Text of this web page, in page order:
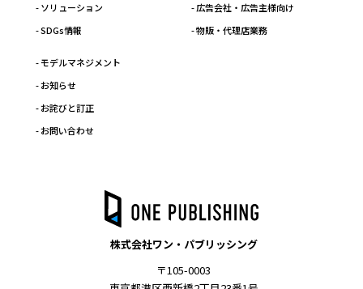
- ソリューション
- SDGs情報
- 広告会社・広告主様向け
- 物販・代理店業務
- モデルマネジメント
- お知らせ
- お詫びと訂正
- お問い合わせ
株式会社ワン・パブリッシング
〒105-0003